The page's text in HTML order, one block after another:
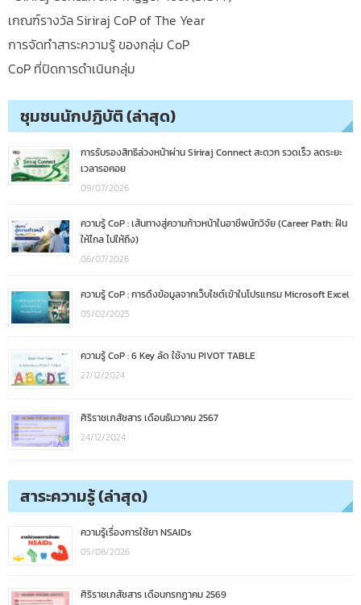
เกณฑ์รางวัล Siriraj CoP of The Year
การจัดทำสาระความรู้ ของกลุ่ม CoP
CoP ที่ปิดการดำเนินกลุ่ม
ชุมชนนักปฏิบัติ (ล่าสุด)
การรับรองสิทธิล่วงหน้าผ่าน Siriraj Connect สะดวก รวดเร็ว ลดระยะ
เวลารอคอย
09/07/2026
ความรู้ CoP : เส้นทางสู่ความก้าวหน้าในอาชีพนักวิจัย (Career Path: ฝัน
ให้ไกล ไปให้ถึง)
06/07/2026
ความรู้ CoP : การดึงข้อมูลจากเว็บไซต์เข้าในโปรแกรม Microsoft Excel
05/02/2025
ความรู้ CoP : 6 Key ลัด ใช้งาน PIVOT TABLE
27/12/2024
ศิริราชเภสัชสาร เดือนธันวาคม 2567
24/12/2024
สาระความรู้ (ล่าสุด)
ความรู้เรื่องการใช้ยา NSAIDs
05/08/2026
ศิริราชเภสัชสาร เดือนกรกฎาคม 2569